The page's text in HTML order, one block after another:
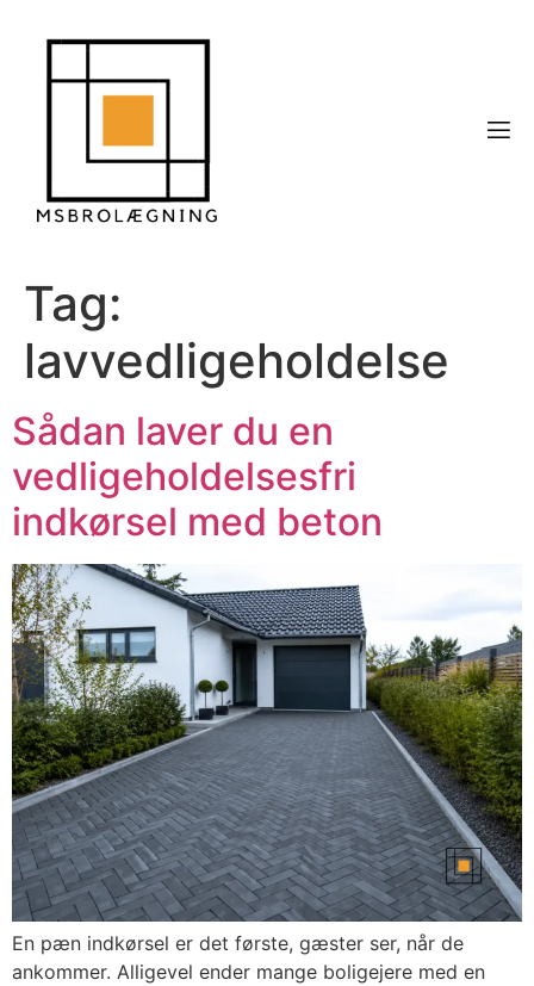
Tag:
lavvedligeholdelse
Sådan laver du en
vedligeholdelsesfri
indkørsel med beton
En pæn indkørsel er det første, gæster ser, når de
ankommer. Alligevel ender mange boligejere med en